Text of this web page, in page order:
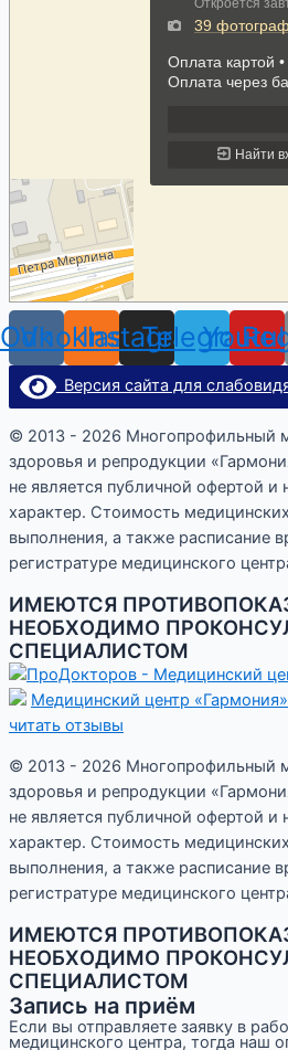
Vk
Odnoklassniki
Instagram
Telegram
Версия сайта для
© 2013 - 2026 Многопрофильный
здоровья и репродукции
не является публичной офертой и
характер. Стоимость
выполнения, а также расписание
регистратуре медицинского
ИМЕЮТСЯ
НЕОБХОДИМО
СПЕЦИАЛИСТОМ
Медицинский центр «Гармония»
читать отзывы
© 2013 - 2026 Многопрофильный
здоровья и репродукции
не является публичной офертой и
характер. Стоимость
выполнения, а также расписание
регистратуре медицинского
ИМЕЮТСЯ
НЕОБХОДИМО
СПЕЦИАЛИСТОМ
Запись на приём
Если вы отправляете заявку в
медицинского центра, тогда наш